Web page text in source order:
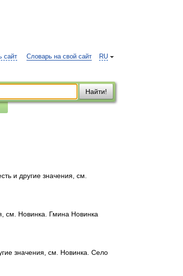
RU
сайт Словарь на свой сайт
Найти!
и другие значения, см.
см. Новинка. Гмина Новинка
значения, см. Новинка. Село